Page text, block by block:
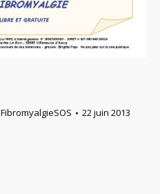
FibromyalgieSOS 22 juin 2013